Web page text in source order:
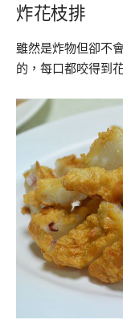
炸花枝排
雖然是炸物但卻不
的，每口都咬得到